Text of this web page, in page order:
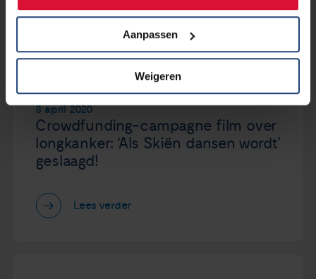
Aanpassen
Weigeren
Lees verder
8 april 2020
Crowdfunding-campagne film over
longkanker: ‘Als Skiën dansen wordt’
geslaagd!
Lees verder